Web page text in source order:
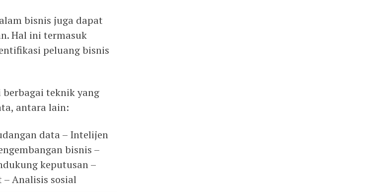
bisnis juga dapat
Hal ini termasuk
peluang bisnis
teknik yang
antara lain:
data – Intelijen
bisnis –
keputusan –
Analisis sosial